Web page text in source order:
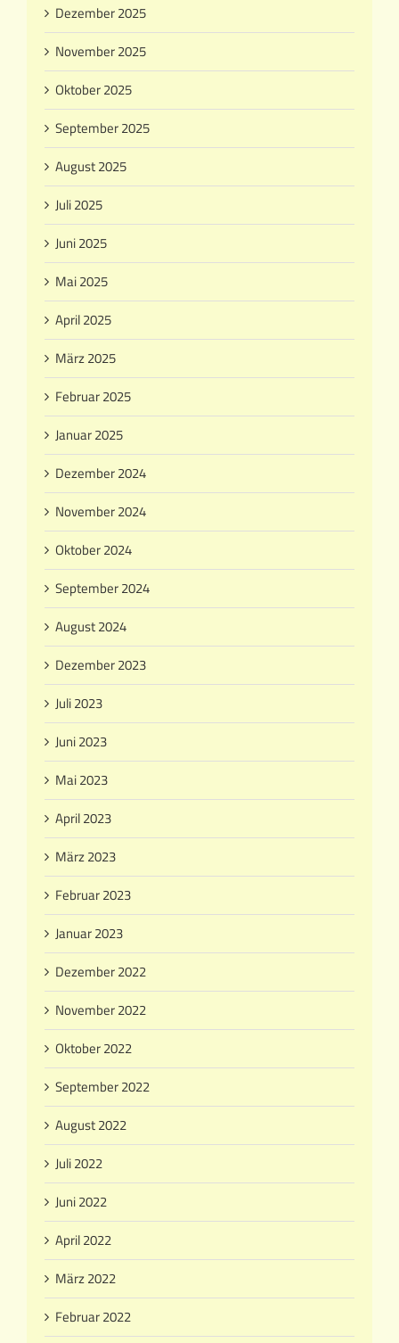
Dezember 2025
November 2025
Oktober 2025
September 2025
August 2025
Juli 2025
Juni 2025
Mai 2025
April 2025
März 2025
Februar 2025
Januar 2025
Dezember 2024
November 2024
Oktober 2024
September 2024
August 2024
Dezember 2023
Juli 2023
Juni 2023
Mai 2023
April 2023
März 2023
Februar 2023
Januar 2023
Dezember 2022
November 2022
Oktober 2022
September 2022
August 2022
Juli 2022
Juni 2022
April 2022
März 2022
Februar 2022